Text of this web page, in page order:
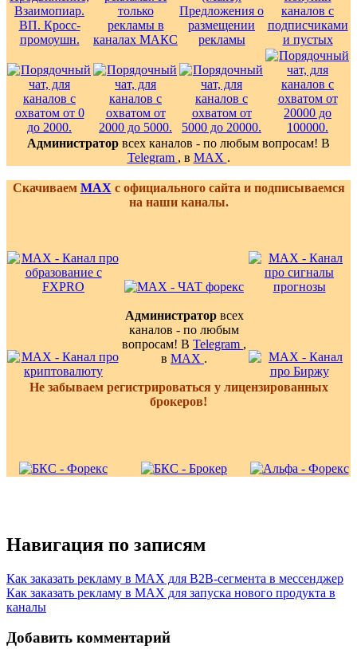
Администратор всех каналов - по любым вопросам! В
Telegram , в MAX .
Скачиваем MAX с официального сайта и подписываемся
на наши каналы.
Администраторвсех
каналов - по любым
вопросам! В Telegram ,
в MAX .
Не забываем регистрироваться у лицензированных
брокеров!
Навигация по записям
Как заказать рекламу в MAX для B2B-сегмента в мессенджер
Как заказать рекламу в MAX для запуска нового продукта в
каналы
Добавить комментарий